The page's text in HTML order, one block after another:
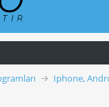
Iphone,